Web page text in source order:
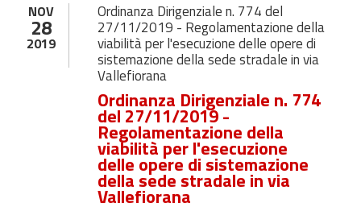
NOV
28
2019
Ordinanza Dirigenziale n. 774 del
27/11/2019 - Regolamentazione della
viabilità per l'esecuzione delle opere di
sistemazione della sede stradale in via
Vallefiorana
Ordinanza Dirigenziale n. 774
del 27/11/2019 -
Regolamentazione della
viabilità per l'esecuzione
delle opere di sistemazione
della sede stradale in via
Vallefiorana